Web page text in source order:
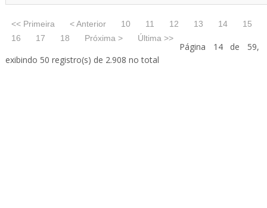
<< Primeira < Anterior 10 11 12 13 14
15
16
17 18 Próxima > Última >>
Página 14 de 59,
exibindo 50 registro(s) de 2.908 no total